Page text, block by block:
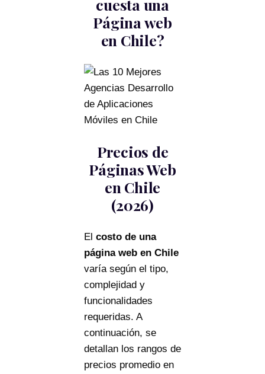
cuesta una
Página web
en Chile?
Precios de
Páginas Web
en Chile
(2026)
El costo de una
página web en Chile
varía según el tipo,
complejidad y
funcionalidades
requeridas. A
continuación, se
detallan los rangos de
precios promedio en